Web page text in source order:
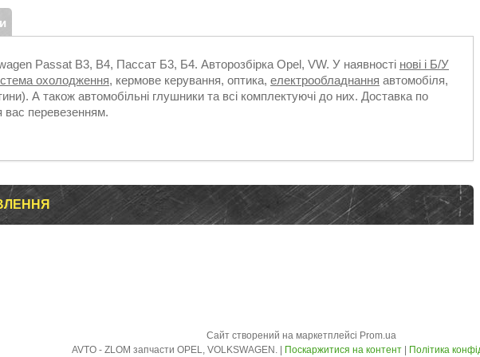
Passat B3, B4, Пассат Б3, Б4. Авторозбірка Opel, VW. У наявності нові і Б/У
охолодження, кермове керування, оптика, електрообладнання автомобіля,
А також автомобільні глушники та всі комплектуючі до них. Доставка по
вас перевезенням.
Сайт створений на маркетплейсі Prom.ua
Поскаржитися на контент Політика